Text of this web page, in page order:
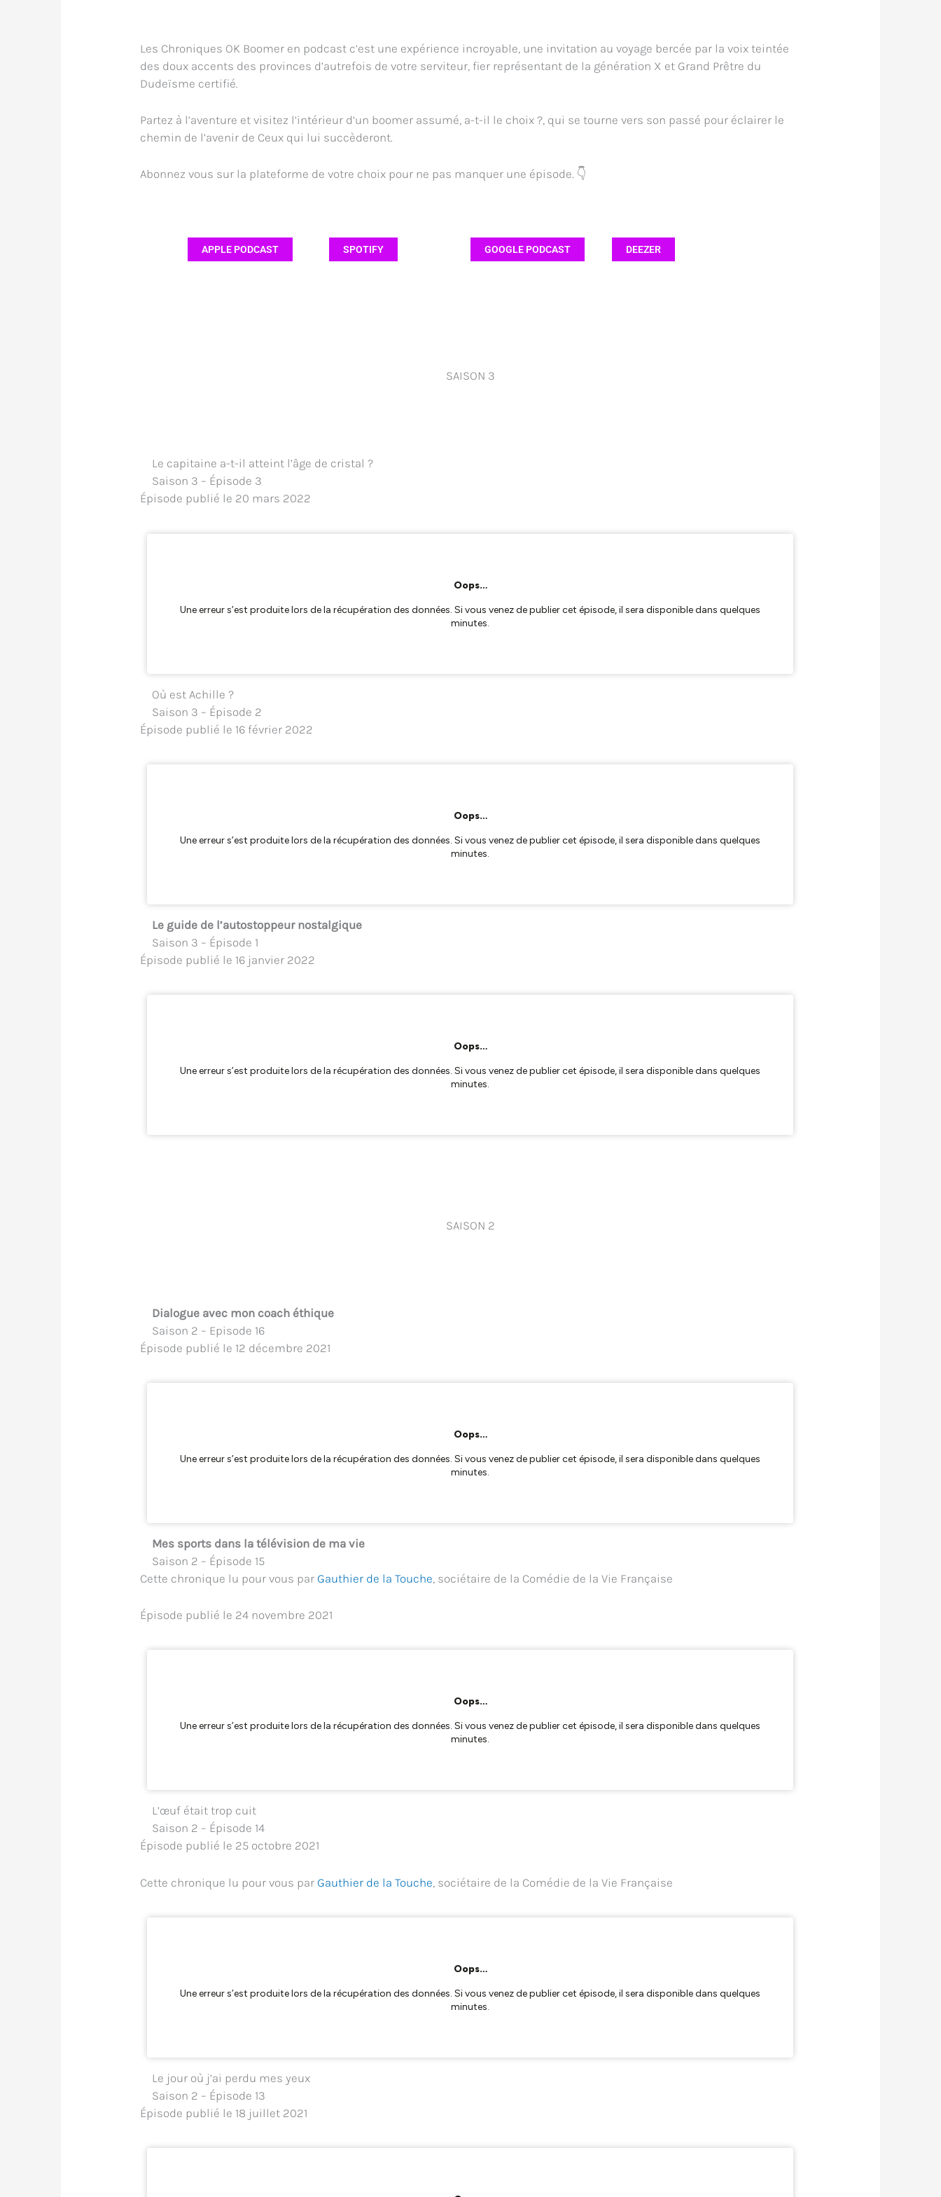
Les Chroniques OK Boomer en podcast c’est une expérience incroyable, une invitation au voyage bercée par la voix teintée
des doux accents des provinces d’autrefois de votre serviteur, fier représentant de la génération X et Grand Prêtre du
Dudeïsme certifié.
Partez à l’aventure et visitez l’intérieur d’un boomer assumé, a-t-il le choix ?, qui se tourne vers son passé pour éclairer le
chemin de l’avenir de Ceux qui lui succèderont.
Abonnez vous sur la plateforme de votre choix pour ne pas manquer une épisode. 👇
APPLE PODCAST SPOTIFY GOOGLE PODCAST DEEZER
SAISON 3
Le capitaine a-t-il atteint l’âge de cristal ?
Saison 3 – Épisode 3
Épisode publié le 20 mars 2022
Où est Achille ?
Saison 3 – Épisode 2
Épisode publié le 16 février 2022
Le guide de l’autostoppeur nostalgique
Saison 3 – Épisode 1
Épisode publié le 16 janvier 2022
SAISON 2
Dialogue avec mon coach éthique
Saison 2 – Episode 16
Épisode publié le 12 décembre 2021
Mes sports dans la télévision de ma vie
Saison 2 – Épisode 15
Cette chronique lu pour vous par Gauthier de la Touche, sociétaire de la Comédie de la Vie Française
Épisode publié le 24 novembre 2021
L’œuf était trop cuit
Saison 2 – Épisode 14
Épisode publié le 25 octobre 2021
Cette chronique lu pour vous par Gauthier de la Touche, sociétaire de la Comédie de la Vie Française
Le jour où j’ai perdu mes yeux
Saison 2 – Épisode 13
Épisode publié le 18 juillet 2021